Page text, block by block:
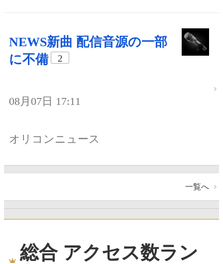
NEWS新曲 配信音源の一部
に不備
2
08月07日 17:11
オリコンニュース
一覧へ
総合 アクセス数ラン